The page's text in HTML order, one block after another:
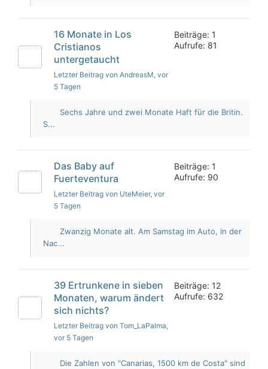
16 Monate in Los
Cristianos
untergetaucht
Letzter Beitrag von AndreasM, vor
5 Tagen
Beiträge: 1
Aufrufe: 81
Sechs Jahre und zwei Monate Haft für die Britin.
S...
Das Baby auf
Fuerteventura
Letzter Beitrag von UteMeier, vor
5 Tagen
Beiträge: 1
Aufrufe: 90
Zwanzig Monate alt. Am Samstag im Auto, in der
Nac...
39 Ertrunkene in sieben
Monaten, warum ändert
sich nichts?
Letzter Beitrag von Tom_LaPalma,
vor 5 Tagen
Beiträge: 12
Aufrufe: 632
Die Zahlen von "Canarias, 1500 km de Costa" sind